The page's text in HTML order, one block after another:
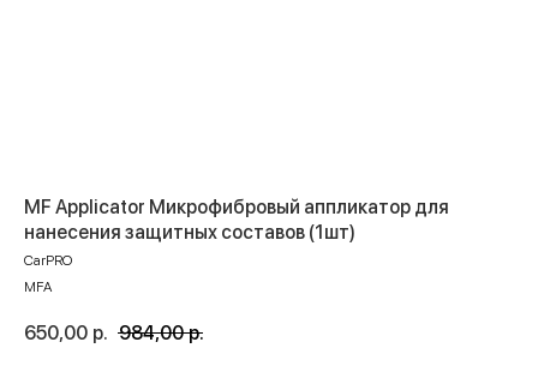
MF Applicator Микрофибровый аппликатор для
нанесения защитных составов (1шт)
CarPRO
MFA
650,00 р. 984,00 р.